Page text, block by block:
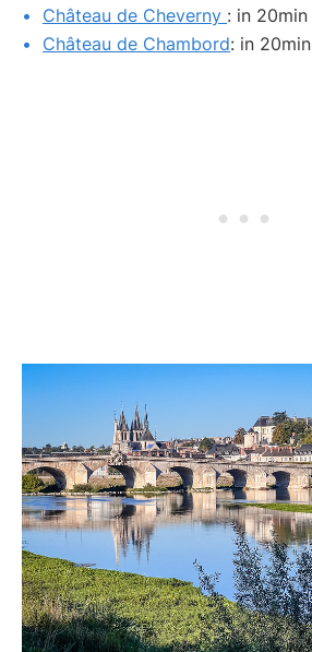
Château de Cheverny : in 20min
Château de Chambord: in 20min